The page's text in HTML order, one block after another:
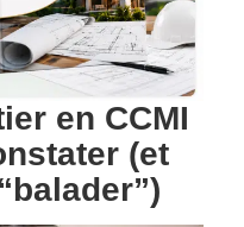
en CCMI
(et